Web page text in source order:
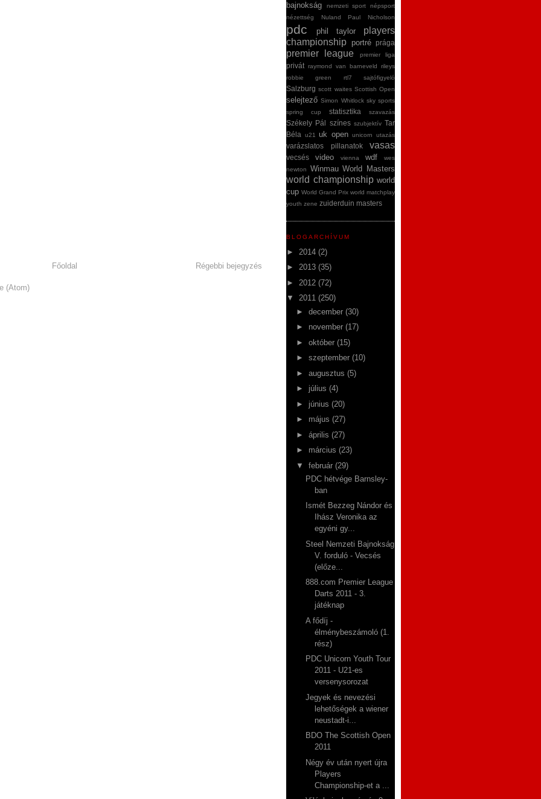
Régebbi bejegyzés
Főoldal
(Atom)
bajnokság
nemzeti sport
népsport
nézettség
Nuland Paul Nicholson
pdc phil taylor
players
championship portré prága
premier league premier liga
privát raymond van barneveld
rileys
robbie green
rtl7 sajtófigyeló
Salzburg scott waites Scottish Open
selejtező Simon Whitlock sky sports
spring cup
statisztika szavazás
Székely Pál színes szubjektív Tar
Béla
u21 uk open unicorn utazás
varázslatos pillanatok vasas
vecsés video vienna wdf
wes
newton
Winmau World Masters
world championship world
cup World Grand Prix world matchplay
youth zene zuiderduin masters
BLOGARCHÍVUM
► 2014 (2)
► 2013 (35)
► 2012 (72)
▼ 2011 (250)
► december (30)
► november (17)
► október (15)
► szeptember (10)
► augusztus (5)
► július (4)
► június (20)
► május (27)
► április (27)
► március (23)
▼ február (29)
PDC hétvége Barnsley-
ban
Ismét Bezzeg Nándor és
Ihász Veronika az
egyéni gy...
Steel Nemzeti Bajnokság
V. forduló - Vecsés
(előze...
888.com Premier League
Darts 2011 - 3.
játéknap
A fődíj -
élménybeszámoló (1.
rész)
PDC Unicorn Youth Tour
2011 - U21-es
versenysorozat
Jegyek és nevezési
lehetőségek a wiener
neustadt-i...
BDO The Scottish Open
2011
Négy év után nyert újra
Players
Championship-et a ...